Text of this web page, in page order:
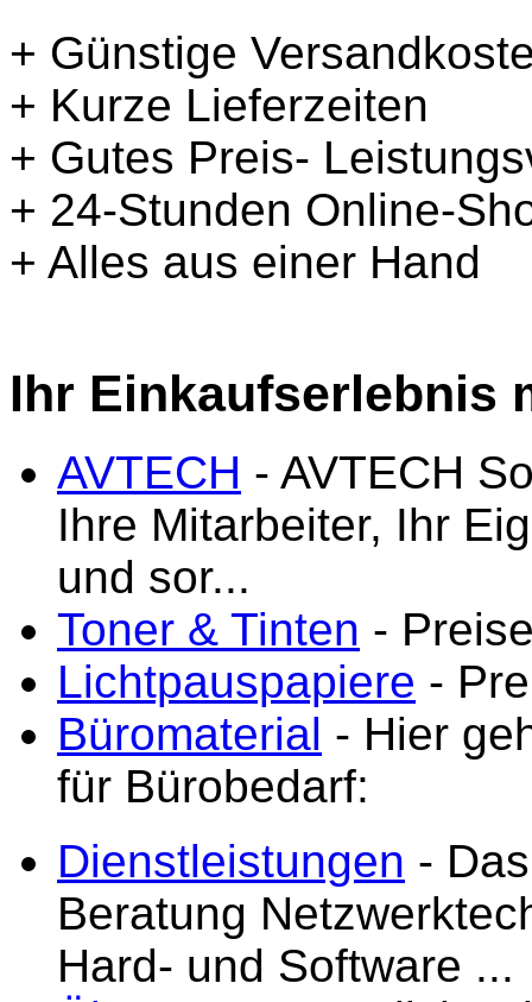
+ Günstige
+ Kurze Lieferzeiten
+ Gutes Preis-
+ 24-Stunden Online-
+ Alles aus einer Hand
Ihr Einkaufserlebnis
AVTECH - AVTECH
Ihre Mitarbeiter, Ihr
und sor...
Toner & Tinten -
Lichtpauspapiere -
Büromaterial - Hier
für Bürobedarf:
Dienstleistungen -
Beratung
Hard- und Software ...